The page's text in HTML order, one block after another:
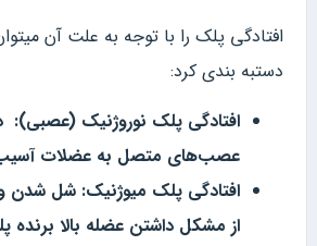
افتادگی پلک را با توجه به علت آن
دستبه بندی کرد:
افتادگی پلک نوروژنیک (عصبی):
عصب‌های متصل به عضلات آسیب
افتادگی پلک میوژنیک: شل شدن
از مشکل داشتن عضله‌ بالا